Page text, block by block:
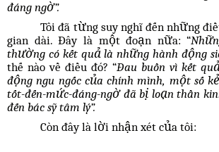
đáng ngờ”.
Tôi đã từng suy nghĩ đến những
gian dài. Đây là một đoạn nữa: “
thường có kết quả là những hành động
thế nào về điều đó? “Đau buồn vì kết
động ngu ngốc của chính mình, một số
tốt-đến-mức-đáng-ngờ đã bị loạn thần
đến bác sỹ tâm lý”.
Còn đây là lời nhận xét của tôi: